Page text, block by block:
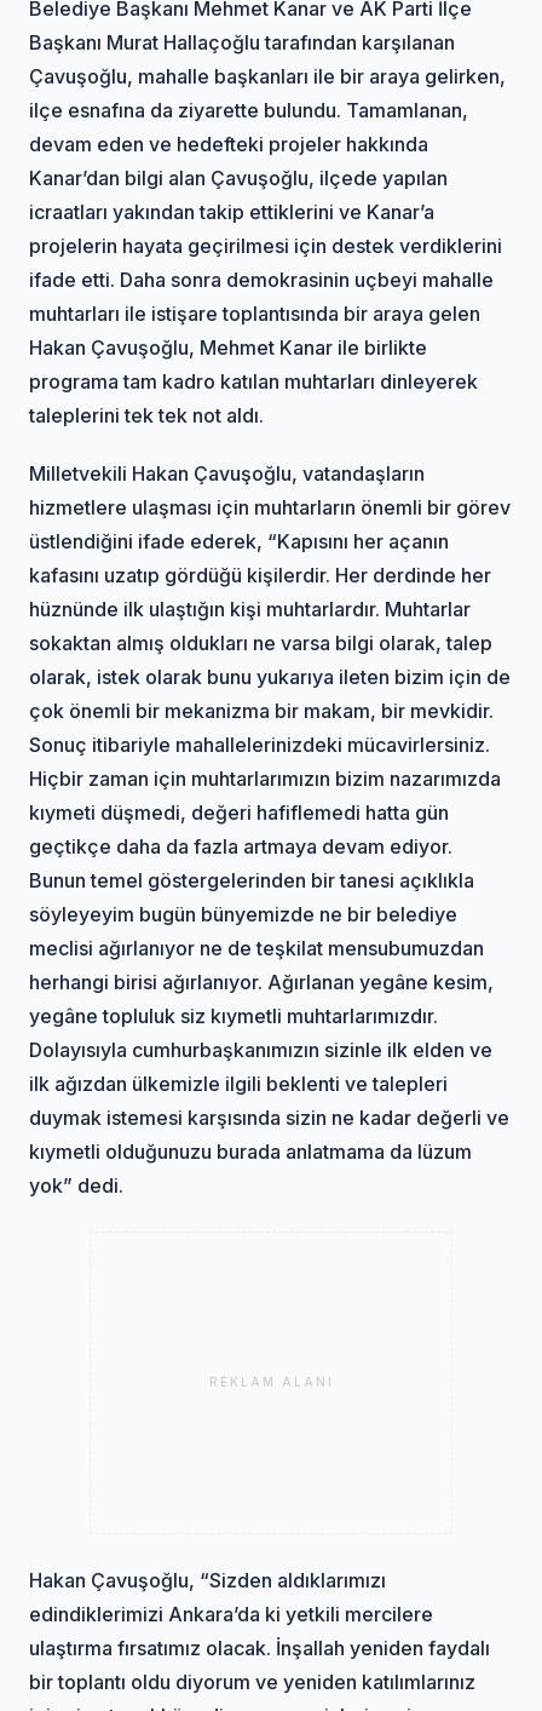
Belediye Başkanı Mehmet Kanar ve AK Parti İlçe
Başkanı Murat Hallaçoğlu tarafından karşılanan
Çavuşoğlu, mahalle başkanları ile bir araya gelirken,
ilçe esnafına da ziyarette bulundu. Tamamlanan,
devam eden ve hedefteki projeler hakkında
Kanar’dan bilgi alan Çavuşoğlu, ilçede yapılan
icraatları yakından takip ettiklerini ve Kanar’a
projelerin hayata geçirilmesi için destek verdiklerini
ifade etti. Daha sonra demokrasinin uçbeyi mahalle
muhtarları ile istişare toplantısında bir araya gelen
Hakan Çavuşoğlu, Mehmet Kanar ile birlikte
programa tam kadro katılan muhtarları dinleyerek
taleplerini tek tek not aldı.
Milletvekili Hakan Çavuşoğlu, vatandaşların
hizmetlere ulaşması için muhtarların önemli bir görev
üstlendiğini ifade ederek, “Kapısını her açanın
kafasını uzatıp gördüğü kişilerdir. Her derdinde her
hüznünde ilk ulaştığın kişi muhtarlardır. Muhtarlar
sokaktan almış oldukları ne varsa bilgi olarak, talep
olarak, istek olarak bunu yukarıya ileten bizim için de
çok önemli bir mekanizma bir makam, bir mevkidir.
Sonuç itibariyle mahallelerinizdeki mücavirlersiniz.
Hiçbir zaman için muhtarlarımızın bizim nazarımızda
kıymeti düşmedi, değeri hafiflemedi hatta gün
geçtikçe daha da fazla artmaya devam ediyor.
Bunun temel göstergelerinden bir tanesi açıklıkla
söyleyeyim bugün bünyemizde ne bir belediye
meclisi ağırlanıyor ne de teşkilat mensubumuzdan
herhangi birisi ağırlanıyor. Ağırlanan yegâne kesim,
yegâne topluluk siz kıymetli muhtarlarımızdır.
Dolayısıyla cumhurbaşkanımızın sizinle ilk elden ve
ilk ağızdan ülkemizle ilgili beklenti ve talepleri
duymak istemesi karşısında sizin ne kadar değerli ve
kıymetli olduğunuzu burada anlatmama da lüzum
yok” dedi.
REKLAM ALANI
Hakan Çavuşoğlu, “Sizden aldıklarımızı
edindiklerimizi Ankara’da ki yetkili mercilere
ulaştırma fırsatımız olacak. İnşallah yeniden faydalı
bir toplantı oldu diyorum ve yeniden katılımlarınız